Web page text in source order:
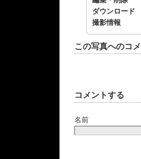
ダウンロード
撮影情報
この写真へのコ
コメントする
名前